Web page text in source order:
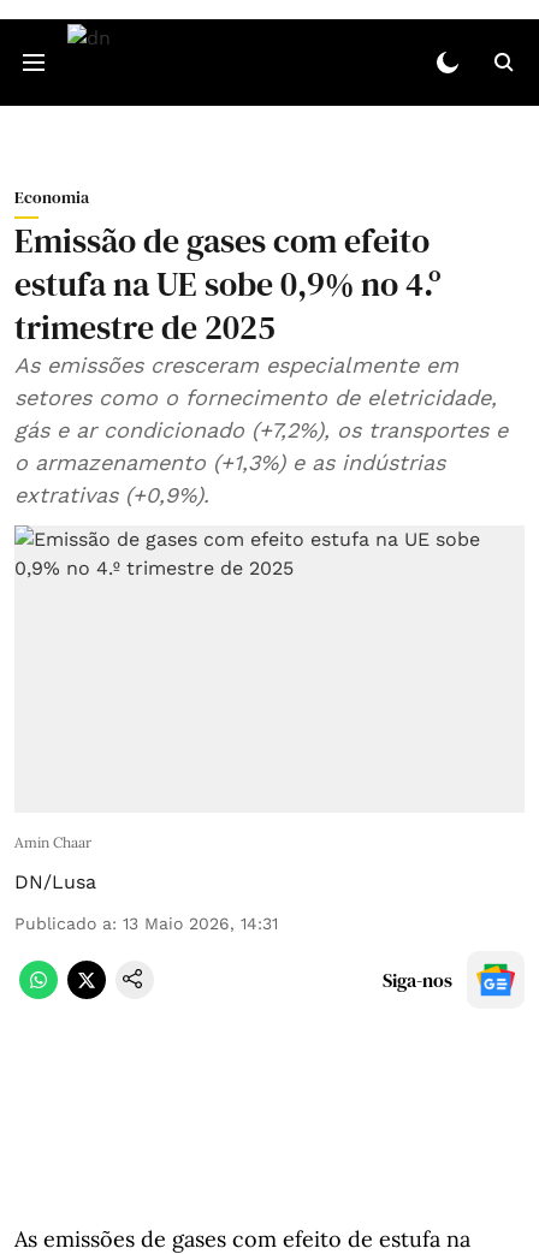
Economia
Emissão de gases com efeito
estufa na UE sobe 0,9% no 4.º
trimestre de 2025
As emissões cresceram especialmente em
setores como o fornecimento de eletricidade,
gás e ar condicionado (+7,2%), os transportes e
o armazenamento (+1,3%) e as indústrias
extrativas (+0,9%).
Amin Chaar
DN/Lusa
Publicado a: 13 Maio 2026, 14:31
Siga-nos
As emissões de gases com efeito de estufa na